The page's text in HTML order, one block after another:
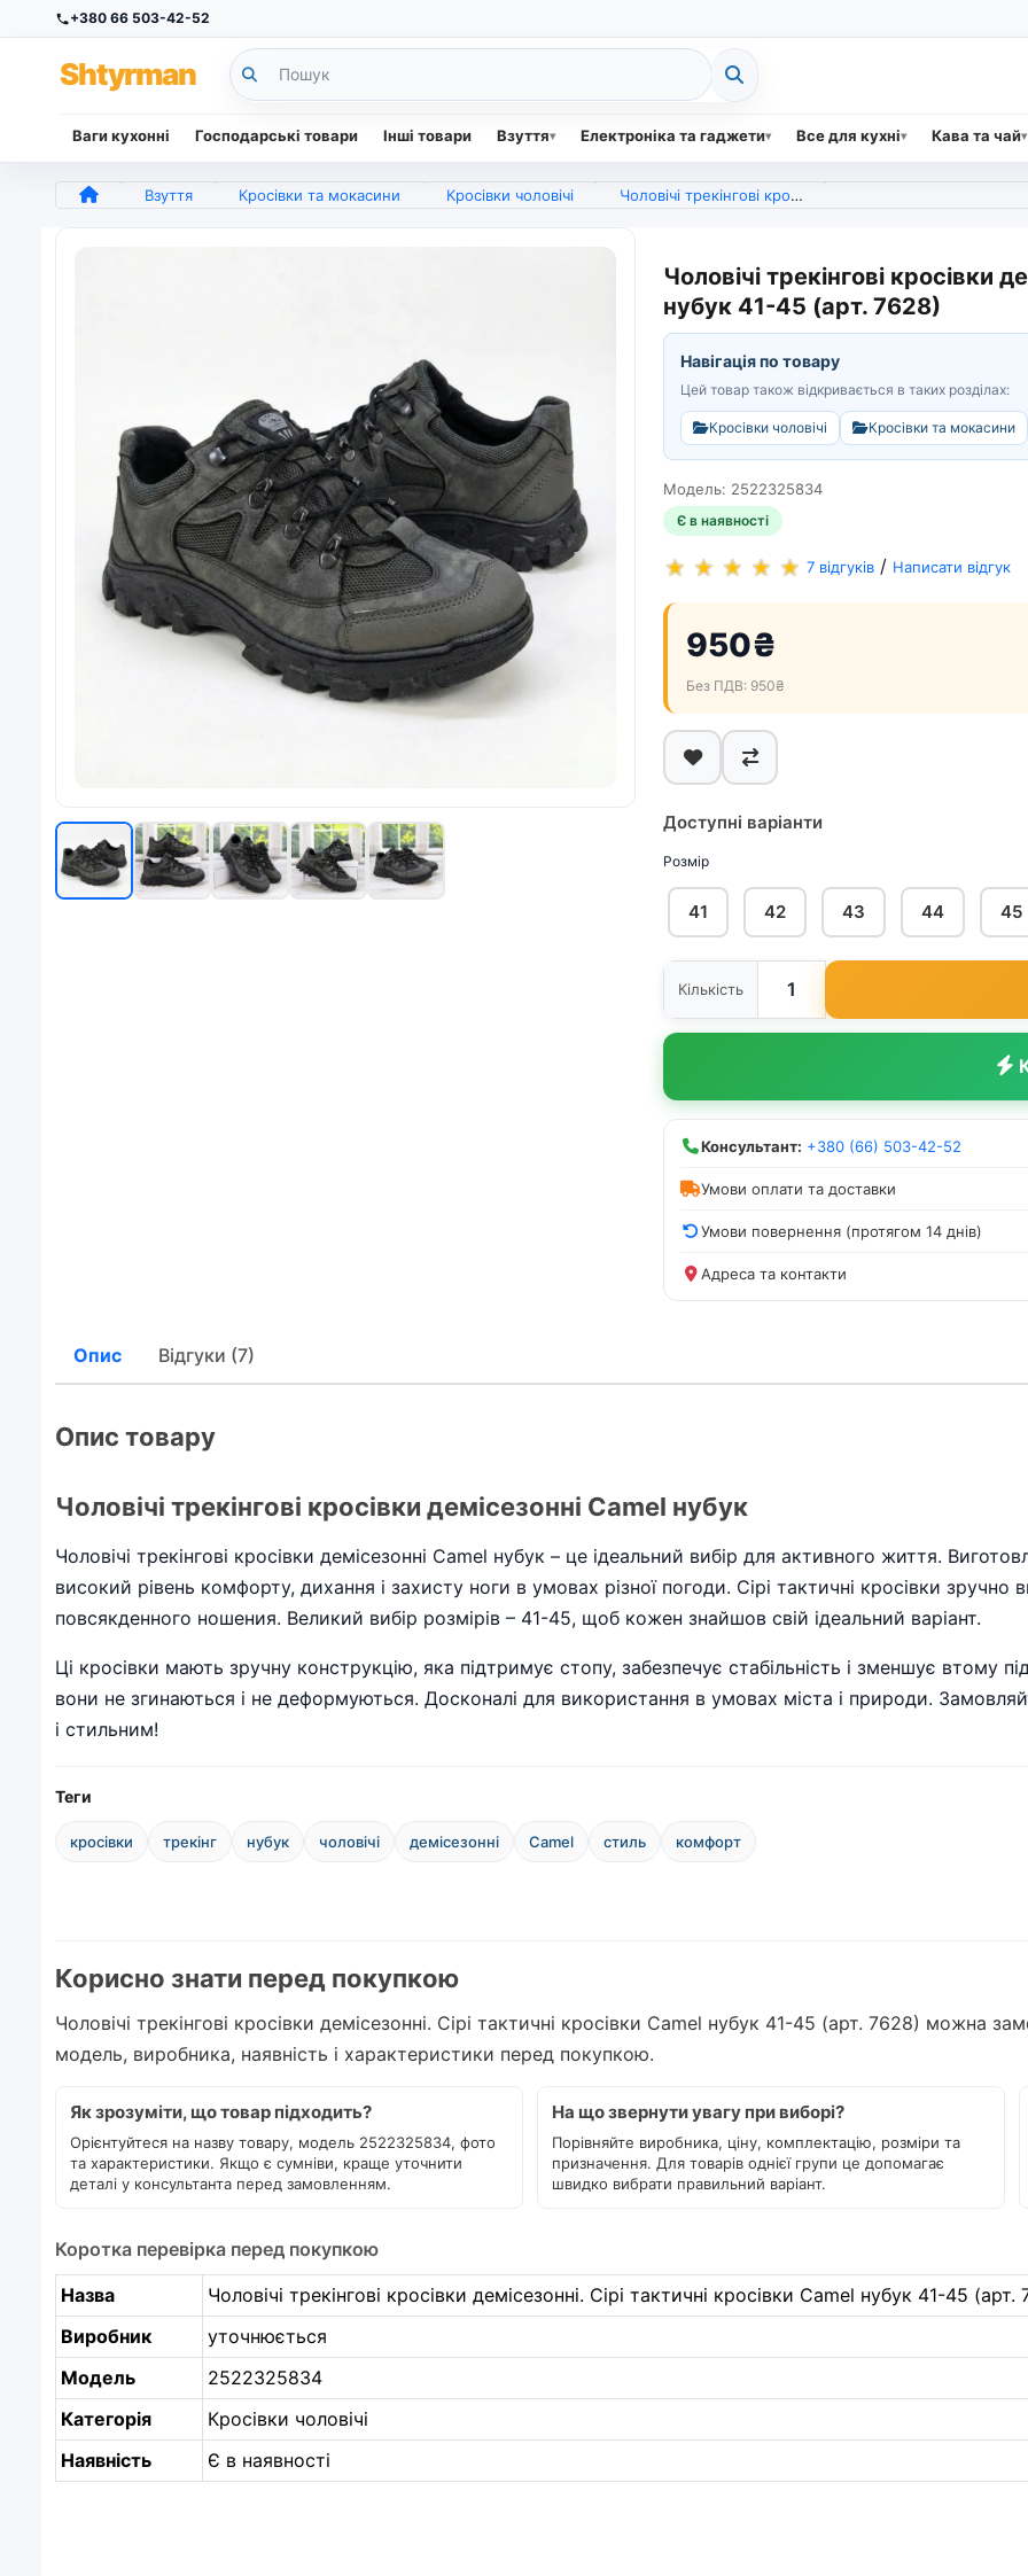
+380 66 503-42-52
Shtyrman
Ваги кухонні Господарські товари Інші товари Взуття Електроніка та гаджети Все для кухні Кава та чай
Взуття Кросівки та мокасини Кросівки чоловічі Чоловічі трекінгові кросівки демісезонні. Сірі тактичні кросівки Camel нубук 41-45 (арт. 7628)
Чоловічі трекінгові кросівки
нубук 41-45 (арт. 7628)
Навігація по товару
Цей товар також відкривається в таких розділах:
Кросівки чоловічі Кросівки та мокасини
Модель: 2522325834
Є в наявності
7 відгуків / Написати відгук
950₴
Без ПДВ: 950₴
Доступні варіанти
Розмір
41 42 43 44 45
Кількість
Консультант: +380 (66) 503-42-52
Умови оплати та доставки
Умови повернення (протягом 14 днів)
Адреса та контакти
Опис Відгуки (7)
Опис товару
Чоловічі трекінгові кросівки демісезонні Camel нубук
Чоловічі трекінгові кросівки демісезонні Camel нубук – це ідеальний вибір для активного життя.
високий рівень комфорту, дихання і захисту ноги в умовах різної погоди. Сірі тактичні кросівки зручно
повсякденного ношения. Великий вибір розмірів – 41-45, щоб кожен знайшов свій ідеальний варіант.
Ці кросівки мають зручну конструкцію, яка підтримує стопу, забезпечує стабільність і зменшує втому
вони не згинаються і не деформуються. Досконалі для використання в умовах міста і природи.
і стильним!
Теги
кросівки трекінг нубук чоловічі демісезонні Camel стиль комфорт
Корисно знати перед покупкою
Чоловічі трекінгові кросівки демісезонні. Сірі тактичні кросівки Camel нубук 41-45 (арт. 7628) можна
модель, виробника, наявність і характеристики перед покупкою.
Як зрозуміти, що товар підходить?
Орієнтуйтеся на назву товару, модель 2522325834, фото
та характеристики. Якщо є сумніви, краще уточнити
деталі у консультанта перед замовленням.
На що звернути увагу при виборі?
Порівняйте виробника, ціну, комплектацію, розміри та
призначення. Для товарів однієї групи це допомагає
швидко вибрати правильний варіант.
Коротка перевірка перед покупкою
Назва
Чоловічі трекінгові кросівки демісезонні. Сірі тактичні кросівки Camel нубук 41-45 (арт.
Виробник
уточнюється
Модель
2522325834
Категорія
Кросівки чоловічі
Наявність
Є в наявності